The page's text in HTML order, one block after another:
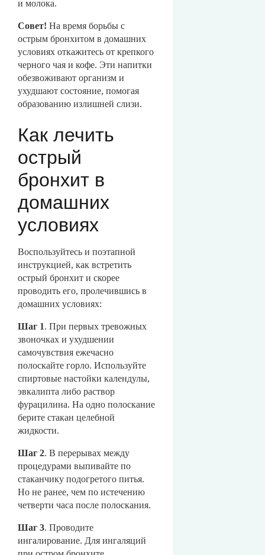
и молока.
Совет! На время борьбы с
острым бронхитом в домашних
условиях откажитесь от крепкого
черного чая и кофе. Эти напитки
обезвоживают организм и
ухудшают состояние, помогая
образованию излишней слизи.
Как лечить
острый
бронхит в
домашних
условиях
Воспользуйтесь и поэтапной
инструкцией, как встретить
острый бронхит и скорее
проводить его, пролечившись в
домашних условиях:
Шаг 1. При первых тревожных
звоночках и ухудшении
самочувствия ежечасно
полоскайте горло. Используйте
спиртовые настойки календулы,
эвкалипта либо раствор
фурацилина. На одно полоскание
берите стакан целебной
жидкости.
Шаг 2. В перерывах между
процедурами выпивайте по
стаканчику подогретого питья.
Но не ранее, чем по истечению
четверти часа после полоскания.
Шаг 3. Проводите
ингалирование. Для ингаляций